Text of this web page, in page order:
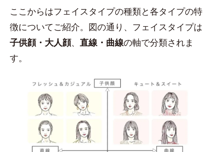
ここからはフェイスタイプの種類と各タイプの特
徴についてご紹介。図の通り、フェイスタイプは
子供顔・大人顔、 直線・曲線の軸で分類されま
す。